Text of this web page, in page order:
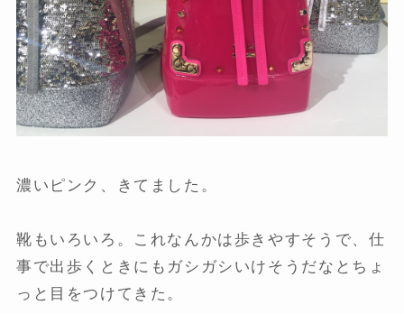
濃いピンク、きてました。
靴もいろいろ。これなんかは歩きやすそうで、仕
事で出歩くときにもガシガシいけそうだなとちょ
っと目をつけてきた。